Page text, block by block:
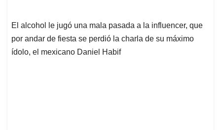
El alcohol le jugó una mala pasada a la influencer, que
por andar de fiesta se perdió la charla de su máximo
ídolo, el mexicano Daniel Habif